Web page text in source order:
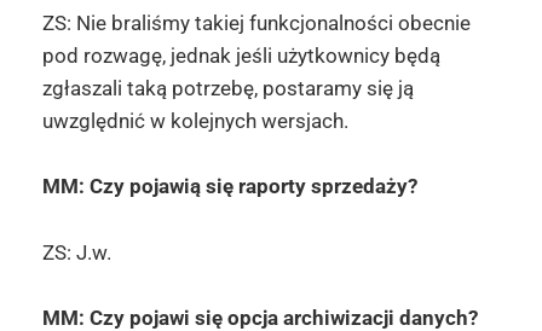
ZS: Nie braliśmy takiej funkcjonalności obecnie
pod rozwagę, jednak jeśli użytkownicy będą
zgłaszali taką potrzebę, postaramy się ją
uwzględnić w kolejnych wersjach.
MM: Czy pojawią się raporty sprzedaży?
ZS: J.w.
MM: Czy pojawi się opcja archiwizacji danych?